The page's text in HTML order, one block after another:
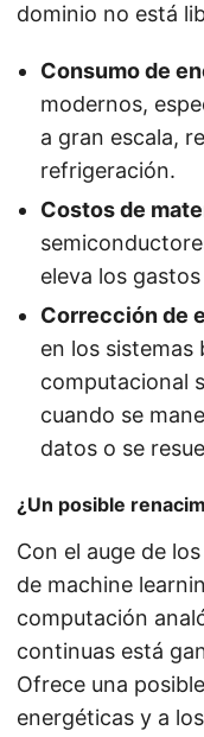
dominio no está
Consumo de
modernos,
a gran escala,
refrigeración.
Costos de
eleva los
Corrección de
en los sistemas
computacional
cuando se
datos o se
¿Un posible
Con el auge de los
de machine
computación
continuas está
Ofrece una
energéticas y a